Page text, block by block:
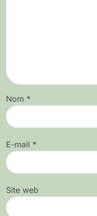
Nom *
E-mail *
Site web